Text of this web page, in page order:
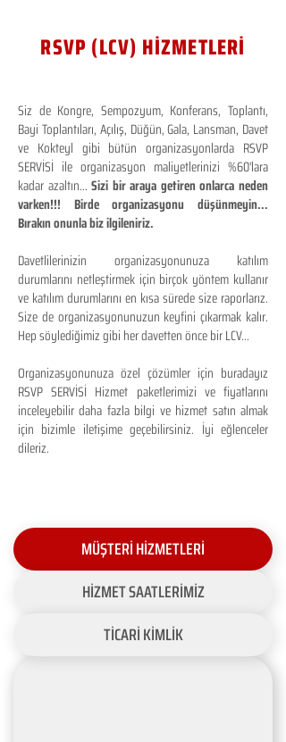
RSVP (LCV) HİZMETLERİ
Siz de Kongre, Sempozyum, Konferans, Toplantı,
Bayi Toplantıları, Açılış, Düğün, Gala, Lansman, Davet
ve Kokteyl gibi bütün organizasyonlarda RSVP
SERVİSİ ile organizasyon maliyetlerinizi %60'lara
kadar azaltın...Sizi bir araya getiren onlarca neden
varken!!! Birde organizasyonu düşünmeyin...
Bırakın onunla biz ilgileniriz.
Davetlilerinizin organizasyonunuza katılım
durumlarını netleştirmek için birçok yöntem kullanır
ve katılım durumlarını en kısa sürede size raporlarız.
Size de organizasyonunuzun keyfini çıkarmak kalır.
Hep söylediğimiz gibi her davetten önce bir LCV...
Organizasyonunuza özel çözümler için buradayız
RSVP SERVİSİ Hizmet paketlerimizi ve fiyatlarını
inceleyebilir daha fazla bilgi ve hizmet satın almak
için bizimle iletişime geçebilirsiniz. İyi eğlenceler
dileriz.
MÜŞTERİ HİZMETLERİ
HİZMET SAATLERİMİZ
TİCARİ KİMLİK